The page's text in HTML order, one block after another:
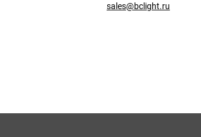
sales@bclight.ru